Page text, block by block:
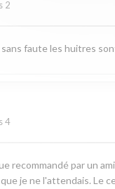
2
faute les huitres
4
recommandé par un
je ne l'attendais. Le